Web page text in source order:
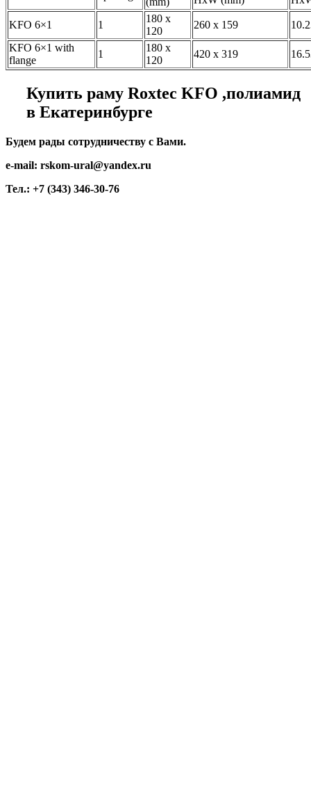
KFO 6×1 1
180 x
120
260 x 159
KFO 6×1 with
flange
1
180 x
120
420 x 319
Купить раму Roxtec KFO ,полиамид
в Екатеринбурге
Будем рады сотрудничеству с Вами.
e-mail: rskom-ural@yandex.ru
Тел.: +7 (343) 346-30-76